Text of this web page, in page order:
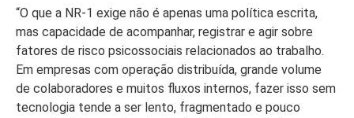
“O que a NR-1 exige não é apenas uma política escrita,
mas capacidade de acompanhar, registrar e agir sobre
fatores de risco psicossociais relacionados ao trabalho.
Em empresas com operação distribuída, grande volume
de colaboradores e muitos fluxos internos, fazer isso sem
tecnologia tende a ser lento, fragmentado e pouco